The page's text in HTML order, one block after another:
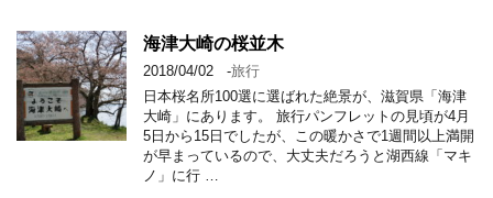
海津大崎の桜並木
2018/04/02 -旅行
日本桜名所100選に選ばれた絶景が、滋賀県「海津
大崎」にあります。 旅行パンフレットの見頃が4月
5日から15日でしたが、この暖かさで1週間以上満開
が早まっているので、大丈夫だろうと湖西線「マキ
ノ」に行 …